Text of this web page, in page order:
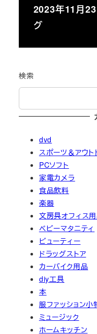
2023年11月
グ
検索
dvd
スポーツ＆アウト
PCソフト
家電カメラ
食品飲料
楽器
文房具オフィス
ベビーマタニティ
ビューティー
ドラッグストア
カーバイク用品
diy工具
本
服ファッション小
ミュージック
ホームキッチン